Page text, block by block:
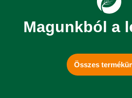
Magunkból a
Összes